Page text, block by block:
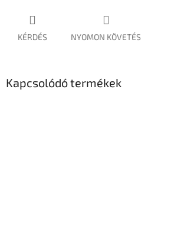
KÉRDÉS NYOMON KÖVETÉS
Kapcsolódó termékek